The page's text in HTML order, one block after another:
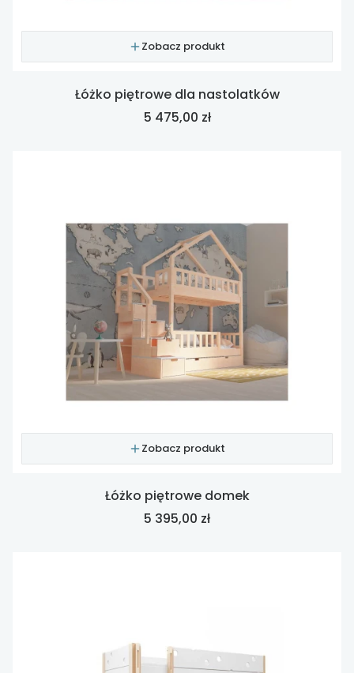
Zobacz produkt
Łóżko piętrowe dla nastolatków
Cena
5 475,00 zł
Zobacz produkt
Łóżko piętrowe domek
Cena
5 395,00 zł